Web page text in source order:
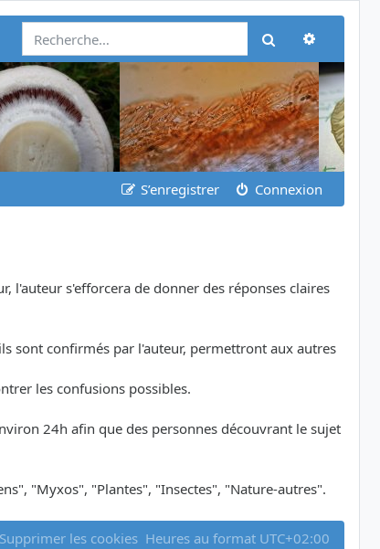
Rechercher
S’enregistrer Connexion
l'auteur s'efforcera de donner des réponses claires
sont confirmés par l'auteur, permettront aux autres
les confusions possibles.
24h afin que des personnes découvrant le sujet
"Myxos", "Plantes", "Insectes", "Nature-autres".
Supprimer les cookies Heures au format UTC+02:00